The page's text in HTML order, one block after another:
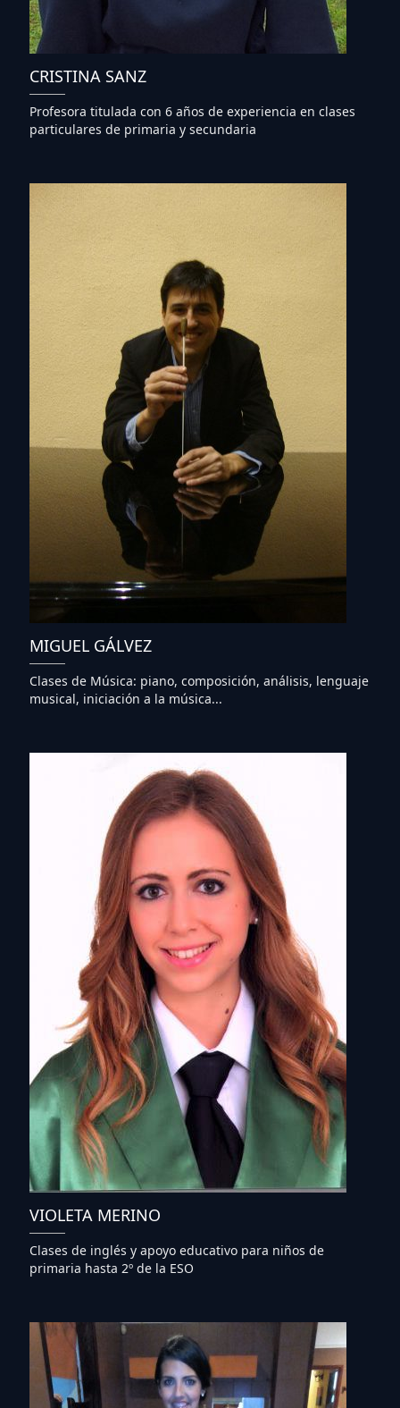
CRISTINA SANZ
Profesora titulada con 6 años de experiencia en clases
particulares de primaria y secundaria
MIGUEL GÁLVEZ
Clases de Música: piano, composición, análisis, lenguaje
musical, iniciación a la música...
VIOLETA MERINO
Clases de inglés y apoyo educativo para niños de
primaria hasta 2º de la ESO